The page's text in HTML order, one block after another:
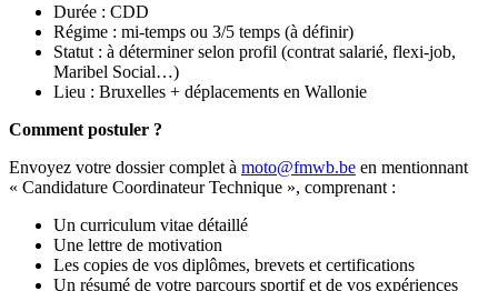
Durée : CDD
Régime : mi-temps ou 3/5 temps (à définir)
Statut : à déterminer selon profil (contrat salarié, flexi-job,
Maribel Social…)
Lieu : Bruxelles + déplacements en Wallonie
Comment postuler ?
Envoyez votre dossier complet à moto@fmwb.be en mentionnant
« Candidature Coordinateur Technique », comprenant :
Un curriculum vitae détaillé
Une lettre de motivation
Les copies de vos diplômes, brevets et certifications
Un résumé de votre parcours sportif et de vos expériences